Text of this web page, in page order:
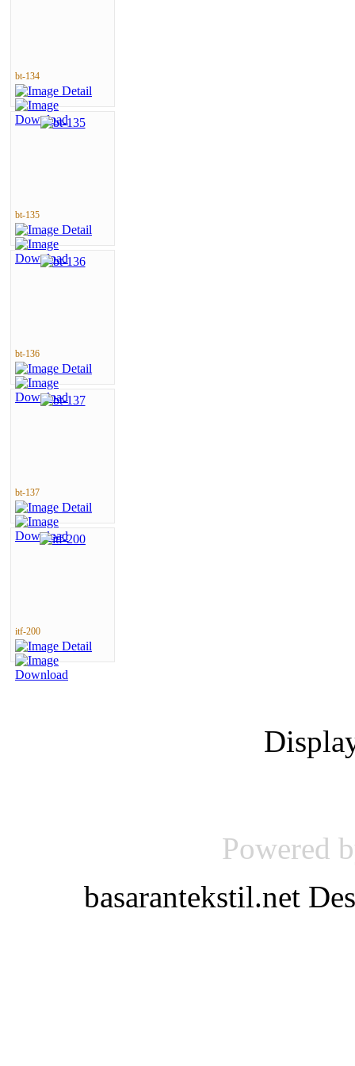
bt-134
bt-135
bt-136
bt-137
itf-200
Powered
basarantekstil.net